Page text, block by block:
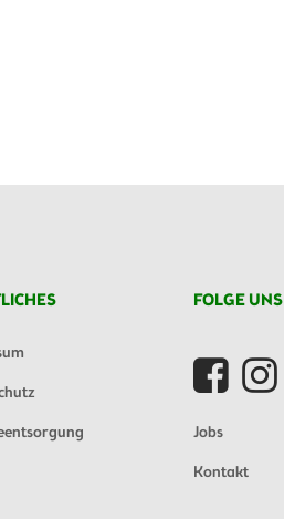
FOLGE UNS
Jobs
Kontakt